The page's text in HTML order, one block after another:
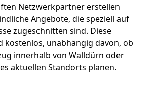
Netzwerkpartner erstellen
Angebote, die speziell auf
zugeschnitten sind. Diese
kostenlos, unabhängig davon, ob
innerhalb von Walldürn oder
aktuellen Standorts planen.